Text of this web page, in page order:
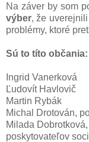
Na záver by som
výber, že
problémy, ktoré
Sú to títo občania:
Ingrid Vanerková
Ľudovít Havlovič
Martin Rybák
Michal Drotován,
Milada
poskytovateľov